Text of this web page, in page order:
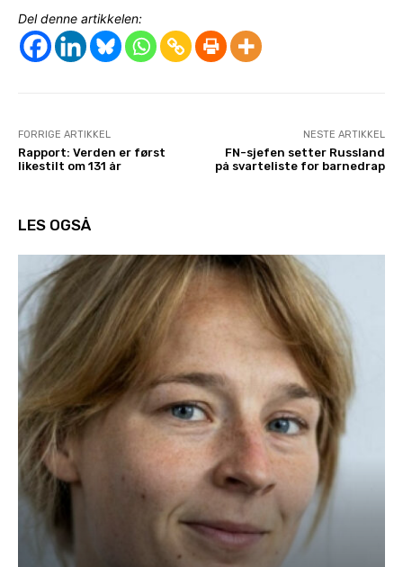
Del denne artikkelen:
FORRIGE ARTIKKEL
Rapport: Verden er først
likestilt om 131 år
NESTE ARTIKKEL
FN-sjefen setter Russland
på svarteliste for barnedrap
LES OGSÅ